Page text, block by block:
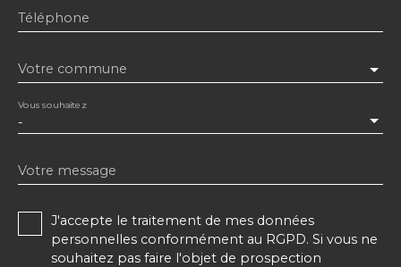
Téléphone
Votre commune
-
Vous souhaitez
Votre message
J'accepte le traitement de mes données
personnelles conformément au RGPD. Si vous ne
souhaitez pas faire l'objet de prospection